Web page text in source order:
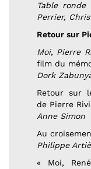
Table
Perrier,
Retour sur
Moi, Pierre
film du
Dork
Retour sur
de Pierre
Anne Simon
Au
Philippe
« Moi,